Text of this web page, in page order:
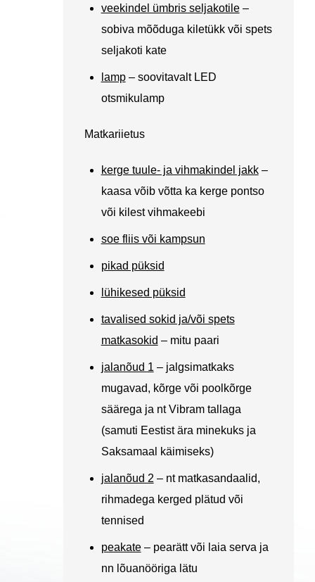
veekindel ümbris seljakotile–
sobiva mõõduga kiletükk või spets
seljakoti kate
lamp– soovitavalt LED
otsmikulamp
Matkariietus
kerge tuule- ja vihmakindel jakk–
kaasa võib võtta ka kerge pontso
või kilest vihmakeebi
soe fliis või kampsun
pikad püksid
lühikesed püksid
tavalised sokid ja/või spets
matkasokid – mitu paari
jalanõud 1 – jalgsimatkaks
mugavad, kõrge või poolkõrge
säärega ja nt Vibram tallaga
(samuti Eestist ära minekuks ja
Saksamaal käimiseks)
jalanõud 2 – nt matkasandaalid,
rihmadega kerged plätud või
tennised
peakate– pearätt või laia serva ja
nn lõuanööriga lätu